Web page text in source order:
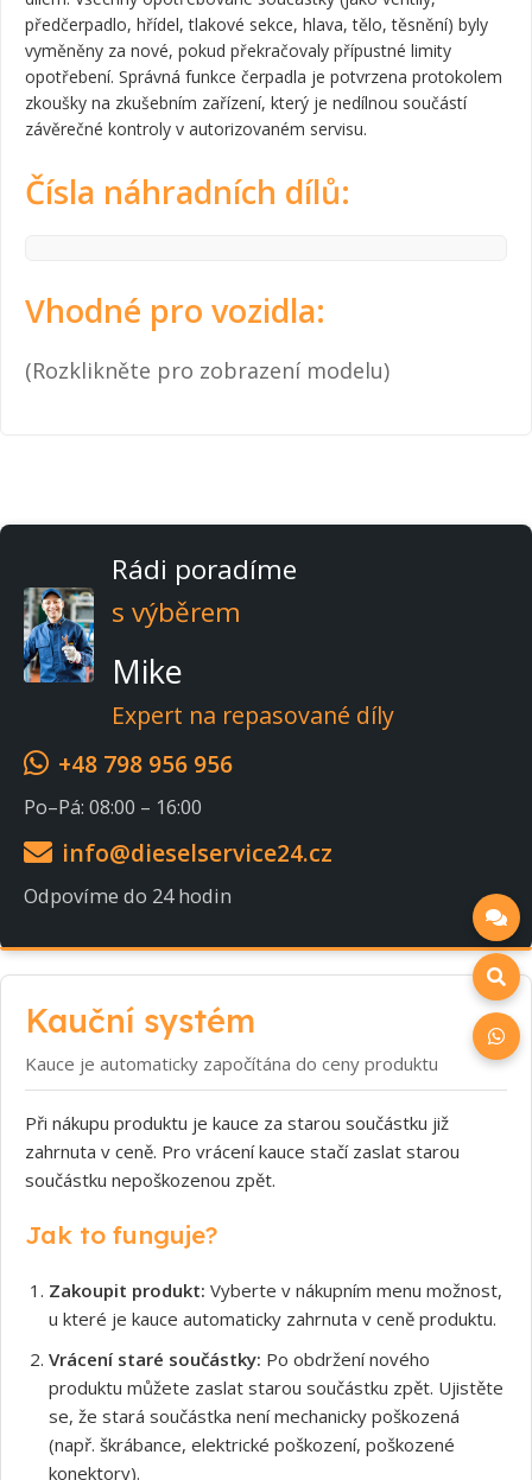
předčerpadlo, hřídel, tlakové sekce, hlava, tělo, těsnění) byly
vyměněny za nové, pokud překračovaly přípustné limity
opotřebení. Správná funkce čerpadla je potvrzena protokolem
zkoušky na zkušebním zařízení, který je nedílnou součástí
závěrečné kontroly v autorizovaném servisu.
Čísla náhradních dílů:
Vhodné pro vozidla:
(Rozklikněte pro zobrazení modelu)
Rádi poradíme
s výběrem
Mike
Expert na repasované díly
+48 798 956 956
Po–Pá: 08:00 – 16:00
info@dieselservice24.cz
Odpovíme do 24 hodin
Kauční systém
Kauce je automaticky započítána do ceny produktu
Při nákupu produktu je kauce za starou součástku již
zahrnuta v ceně. Pro vrácení kauce stačí zaslat starou
součástku nepoškozenou zpět.
Jak to funguje?
Zakoupit produkt: Vyberte v nákupním menu možnost,
u které je kauce automaticky zahrnuta v ceně produktu.
Vrácení staré součástky: Po obdržení nového
produktu můžete zaslat starou součástku zpět. Ujistěte
se, že stará součástka není mechanicky poškozená
(např. škrábance, elektrické poškození, poškozené
konektory).